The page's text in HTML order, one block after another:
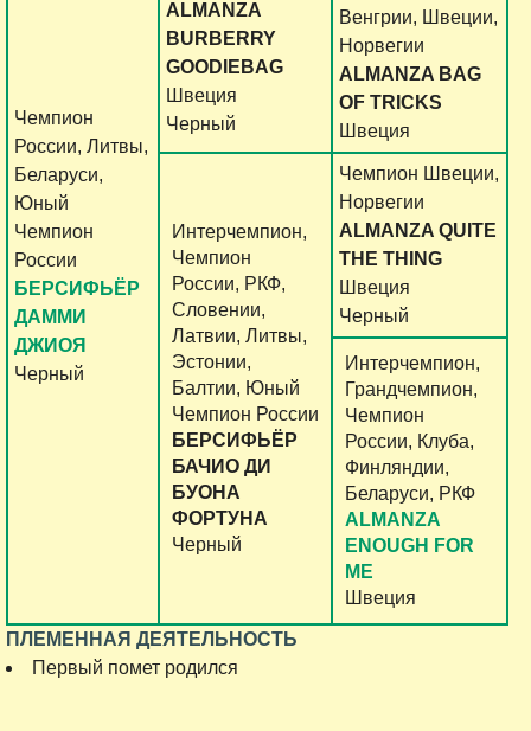
Чемпион
России, Литвы,
Беларуси,
Юный
Чемпион
России
БЕРСИФЬЁР
ДАММИ
ДЖИОЯ
Черный
ALMANZA
BURBERRY
GOODIEBAG
Швеция
Черный
Венгрии, Швеции,
Норвегии
ALMANZA BAG
OF TRICKS
Швеция
Интерчемпион,
Чемпион
России, РКФ,
Словении,
Латвии, Литвы,
Эстонии,
Балтии, Юный
Чемпион России
БЕРСИФЬЁР
БАЧИО ДИ
БУОНА
ФОРТУНА
Черный
Чемпион Швеции,
Норвегии
ALMANZA QUITE
THE THING
Швеция
Черный
Интерчемпион,
Грандчемпион,
Чемпион
России, Клуба,
Финляндии,
Беларуси, РКФ
ALMANZA
ENOUGH FOR
ME
Швеция
ПЛЕМЕННАЯ ДЕЯТЕЛЬНОСТЬ
Первый помет родился